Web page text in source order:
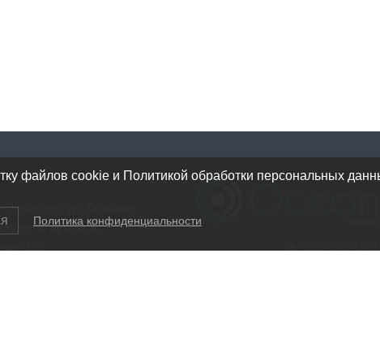
Петербург, ул. Калинина,
4, литера А,
1Н
© 2026 OCEAN
файлов cookie и Политикой обработки персональных
Политика конфиденциальности